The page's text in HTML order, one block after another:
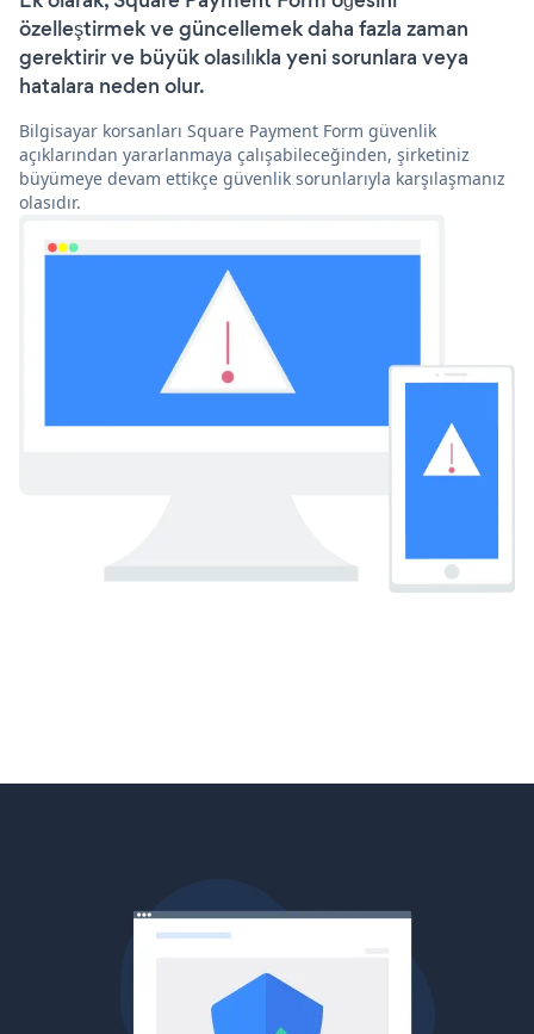
özelleştirmek ve güncellemek daha fazla zaman
gerektirir ve büyük olasılıkla yeni sorunlara veya
hatalara neden olur.
Bilgisayar korsanları Square Payment Form güvenlik
açıklarından yararlanmaya çalışabileceğinden, şirketiniz
büyümeye devam ettikçe güvenlik sorunlarıyla karşılaşmanız
olasıdır.